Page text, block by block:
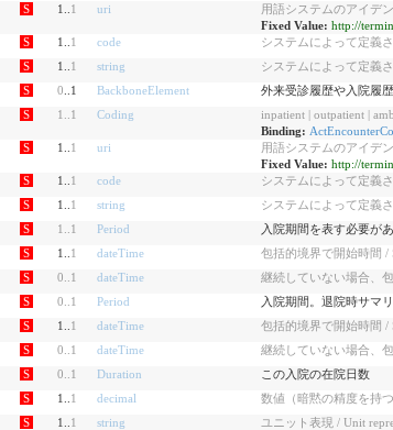
S 1.. 1 uri
用語システムのアイデ
Fixed Value: http://
S 1.. 1 code
システムによって定義
S 1.. 1 string
システムによって定義
S 0 ..1 BackboneElement
外来受診履歴や入院履
S 1 1 Coding
inpatient | outpatient |
Binding:
S 1.. 1 uri
用語システムのアイデ
Fixed Value: http://
S 1.. 1 code
システムによって定義
S 1.. 1 string
システムによって定義
S 1 1 Period
入院期間を表す必要が
S 1.. 1 dateTime
包括的境界で開始時間 /
S 0 1 dateTime
継続していない場合、
S 0 1 Period
入院期間。退院時サマ
S 1.. 1 dateTime
包括的境界で開始時間 /
S 0 1 dateTime
継続していない場合、
S 0 1 Duration
この入院の在院日数
S 1.. 1 decimal
数値（暗黙の精度を持
S 1.. 1 string
ユニット表現 / Unit